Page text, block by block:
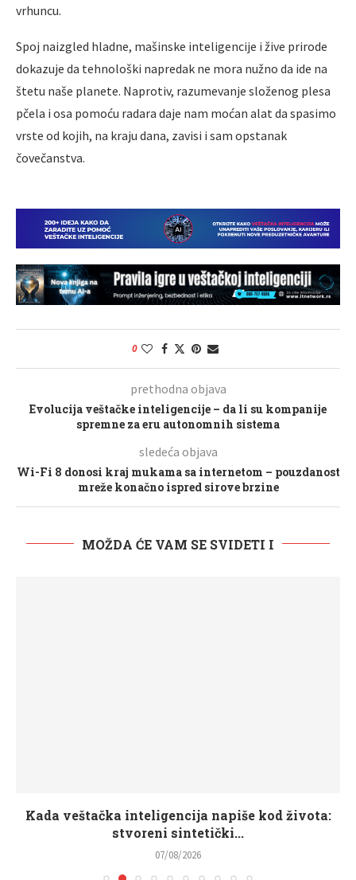
vrhuncu.
Spoj naizgled hladne, mašinske inteligencije i žive prirode
dokazuje da tehnološki napredak ne mora nužno da ide na
štetu naše planete. Naprotiv, razumevanje složenog plesa
pčela i osa pomoću radara daje nam moćan alat da spasimo
vrste od kojih, na kraju dana, zavisi i sam opstanak
čovečanstva.
0
prethodna objava
Evolucija veštačke inteligencije – da li su kompanije
spremne za eru autonomnih sistema
sledeća objava
Wi-Fi 8 donosi kraj mukama sa internetom – pouzdanost
mreže konačno ispred sirove brzine
MOŽDA ĆE VAM SE SVIDETI I
Kada veštačka inteligencija napiše kod života:
stvoreni sintetički...
07/08/2026